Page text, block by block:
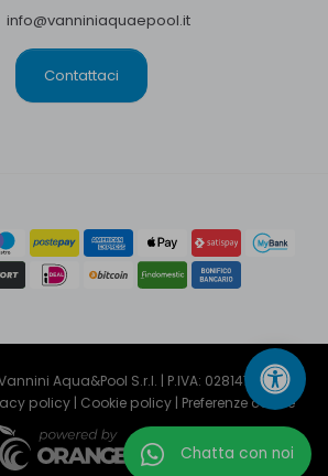
info@vanniniaquaepool.it
Contattaci
Aqua&Pool S.r.l. | P.IVA: 02814791204
policy | Cookie policy | Preferenze cookie
Chatta con noi